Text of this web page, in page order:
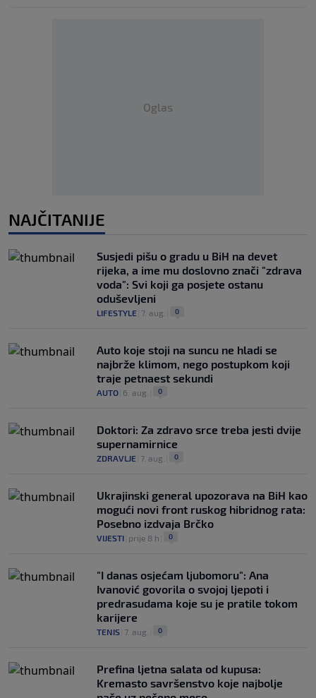
Oglas
NAJČITANIJE
Susjedi pišu o gradu u BiH na devet
rijeka, a ime mu doslovno znači "zdrava
voda": Svi koji ga posjete ostanu
oduševljeni
LIFESTYLE 7. aug. 0
Auto koje stoji na suncu ne hladi se
najbrže klimom, nego postupkom koji
traje petnaest sekundi
AUTO 6. aug. 0
Doktori: Za zdravo srce treba jesti dvije
supernamirnice
ZDRAVLJE 7. aug. 0
Ukrajinski general upozorava na BiH kao
mogući novi front ruskog hibridnog rata:
Posebno izdvaja Brčko
VIJESTI prije 8 h 0
"I danas osjećam ljubomoru": Ana
Ivanović govorila o svojoj ljepoti i
predrasudama koje su je pratile tokom
karijere
TENIS 7. aug. 0
Prefina ljetna salata od kupusa:
Kremasto savršenstvo koje najbolje